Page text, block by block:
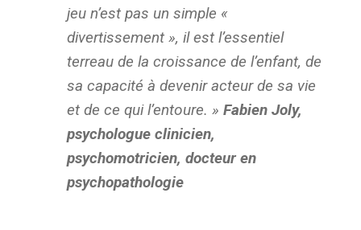
jeu n’est pas un simple «
divertissement », il est l’essentiel
terreau de la croissance de l’enfant, de
sa capacité à devenir acteur de sa vie
et de ce qui l’entoure. »Fabien Joly,
psychologue clinicien,
psychomotricien, docteur en
psychopathologie